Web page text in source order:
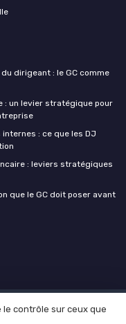
dirigeant : le GC comme
: un levier stratégique pour
: ce que les DJ
: leviers stratégiques
que le GC doit poser avant
Grande
contrôle sur ceux que